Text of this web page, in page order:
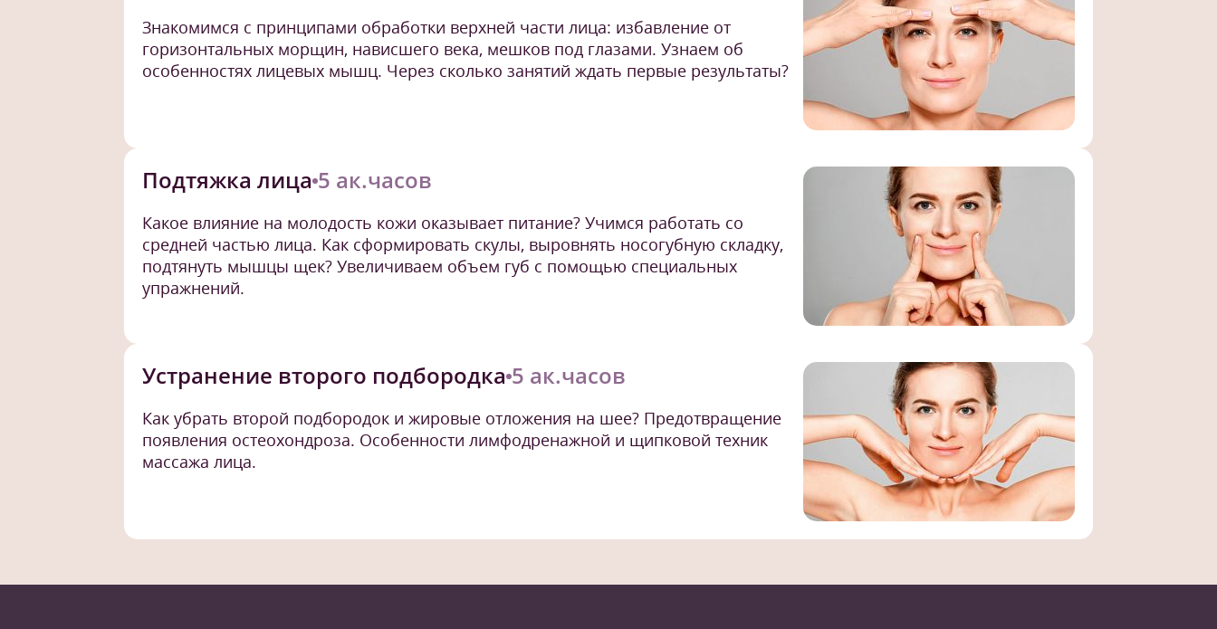
Знакомимся с принципами обработки верхней части лица: избавление от
горизонтальных морщин, нависшего века, мешков под глазами. Узнаем об
особенностях лицевых мышц. Через сколько занятий ждать первые результаты?
Подтяжка лица 5 ак.часов
Какое влияние на молодость кожи оказывает питание? Учимся работать со
средней частью лица. Как сформировать скулы, выровнять носогубную складку,
подтянуть мышцы щек? Увеличиваем объем губ с помощью специальных
упражнений.
Устранение второго подбородка 5 ак.часов
Как убрать второй подбородок и жировые отложения на шее? Предотвращение
появления остеохондроза. Особенности лимфодренажной и щипковой техник
массажа лица.